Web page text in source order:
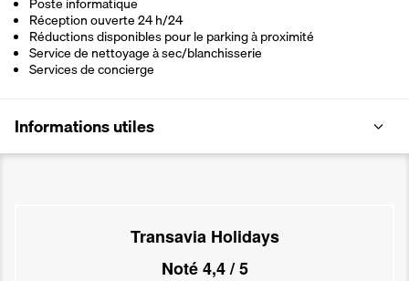
Réception ouverte 24 h/24
Réductions disponibles pour le parking à proximité
Service de nettoyage à sec/blanchisserie
Services de concierge
Informations utiles
Transavia Holidays
Noté4,4/ 5